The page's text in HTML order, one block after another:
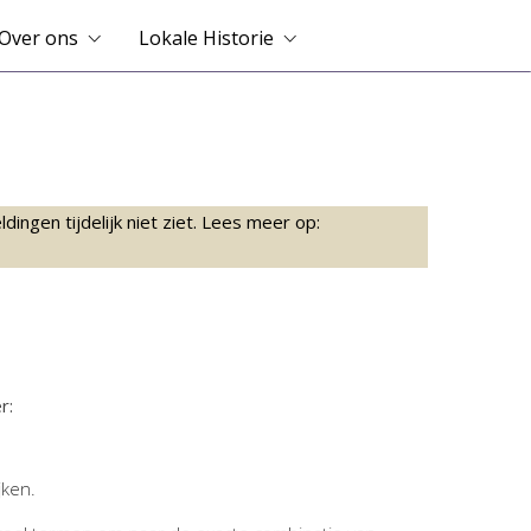
ons Lokale Historie
tijdelijk niet ziet. Lees meer op: